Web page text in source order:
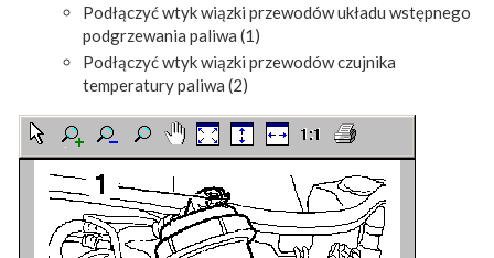
Podłączyć wtyk wiązki przewodów układu wstępnego
podgrzewania paliwa (1)
Podłączyć wtyk wiązki przewodów czujnika
temperatury paliwa (2)